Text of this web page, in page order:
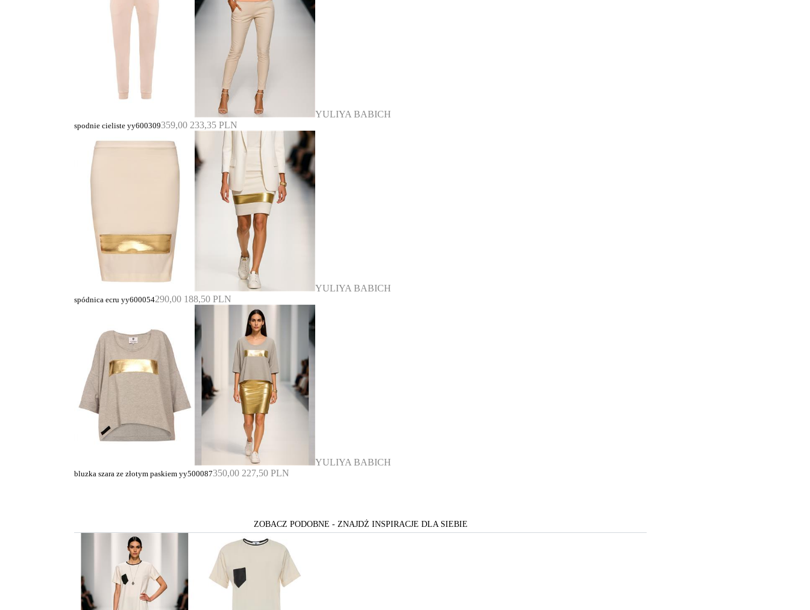
YULIYA BABICH
spodnie cieliste yy600309359,00 233,35 PLN
YULIYA BABICH
spódnica ecru yy600054290,00 188,50 PLN
YULIYA BABICH
bluzka szara ze złotym paskiem yy500087350,00 227,50 PLN
ZOBACZ PODOBNE - ZNAJDŻ INSPIRACJE DLA SIEBIE